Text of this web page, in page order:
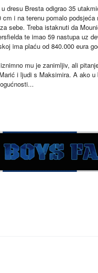
dresu Bresta odigrao 35
i na terenu pomalo
sebe. Treba istaknuti da
te imao 59 nastupa uz
ima plaću od 840.000 eura
mu je zanimljiv, ali
i ljudi s Maksimira. A ako